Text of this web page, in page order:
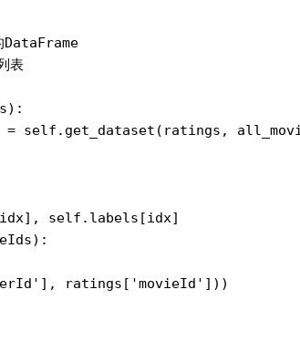
DataFrame
表
:
= self .get_dataset(ratings,
self .labels[idx]
:
], ratings[ 'movieId' ]))